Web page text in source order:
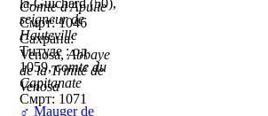
la-Guichard (50),
seigneur de
Hauteville
Титуле : од
1059,comte du
Capitanate
Смрт: 1071
Comte d'Apulie
Смрт: 1046
Сахрана:
Venosa,Abbaye
de la Trinité de
Venosa
♂ Mauger de